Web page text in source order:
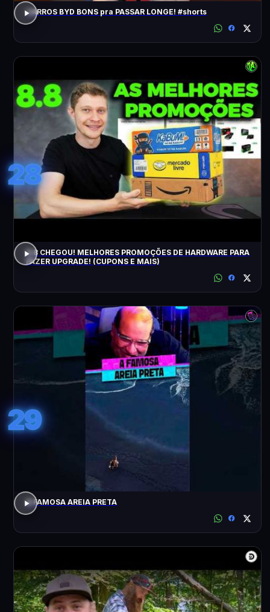
CARROS BYD BONS pra PASSAR LONGE! #shorts
28
8.8 CHEGOU! MELHORES PROMOÇÕES DE HARDWARE PARA
FAZER UPGRADE! (CUPONS E MAIS)
29
A FAMOSA AREIA PRETA